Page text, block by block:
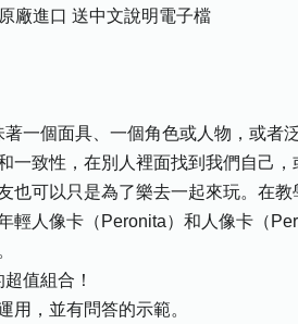
廠進口 送中文說明電子檔
一個面具、一個角色或人物，或
一致性，在別人裡面找到我們自己
也可以只是為了樂去一起來玩。在
輕人像卡（Peronita）和人像卡（
值組合！
用，並有問答的示範。